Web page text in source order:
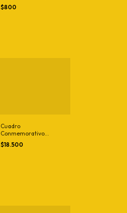
$800
Cuadro
Conmemorativo
Borbotones- Simpson
$18.500